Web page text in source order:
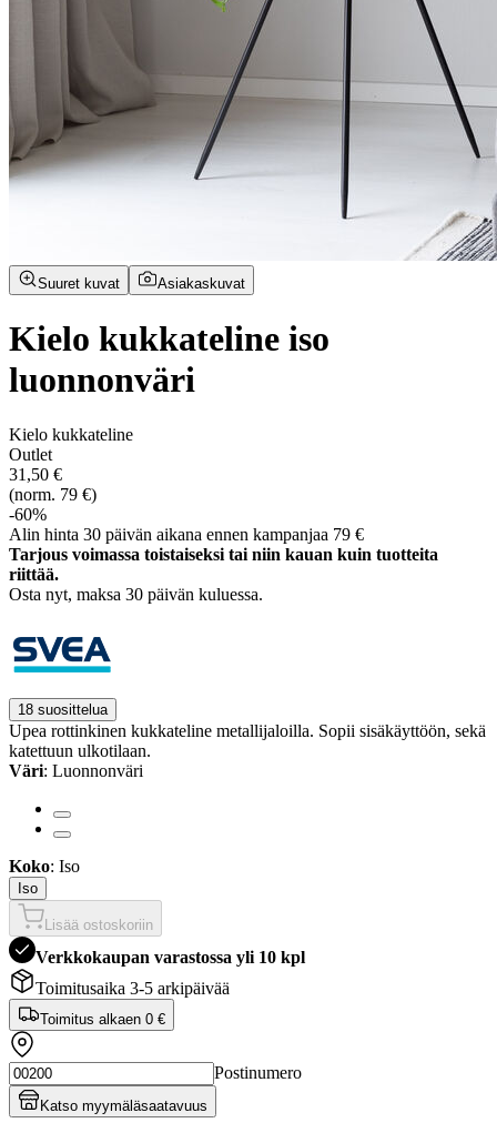
Suuret kuvat Asiakaskuvat
Kielo kukkateline iso
luonnonväri
Kielo kukkateline
Outlet
31,50 €
(norm. 79 €)
-60%
Alin hinta 30 päivän aikana ennen kampanjaa 79 €
Tarjous voimassa toistaiseksi tai niin kauan kuin tuotteita
riittää.
Osta nyt, ­maksa 30 päivän kuluessa.
18 suosittelua
Upea rottinkinen kukkateline metallijaloilla. Sopii sisäkäyttöön, sekä
katettuun ulkotilaan.
Väri: Luonnonväri
Koko: Iso
Iso
Lisää ostoskoriin
Verkkokaupan varastossa yli 10 kpl
Toimitusaika 3-5 arkipäivää
Toimitus alkaen 0 €
Postinumero
Katso myymäläsaatavuus